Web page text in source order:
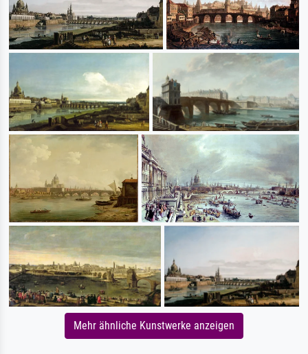
Mehr ähnliche Kunstwerke anzeigen